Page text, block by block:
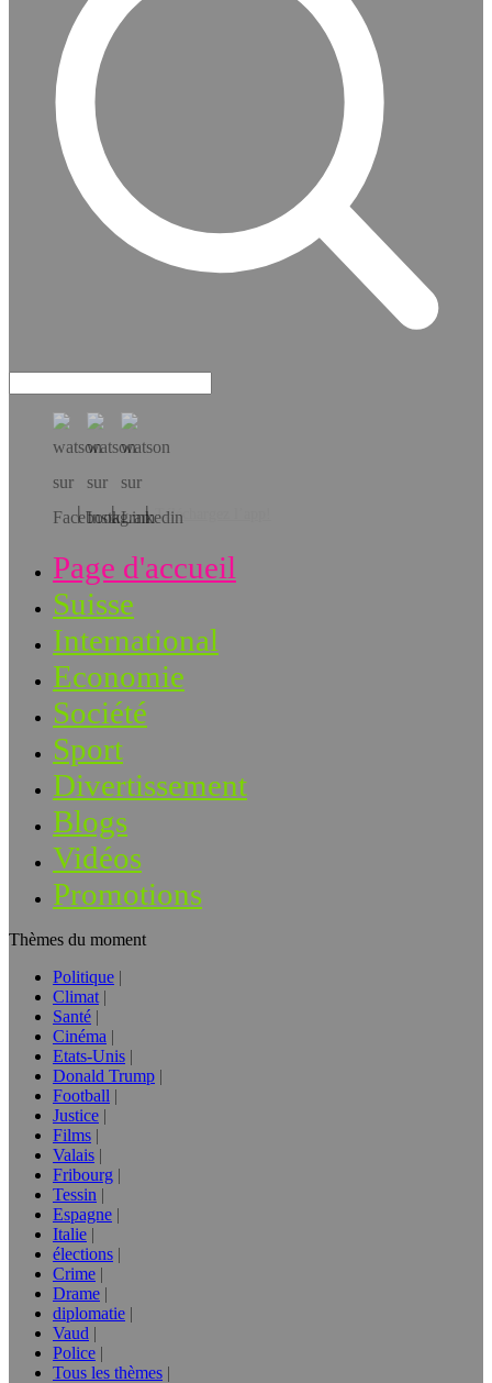
Téléchargez l’app!
Page d'accueil
Suisse
International
Economie
Société
Sport
Divertissement
Blogs
Vidéos
Promotions
Thèmes du moment
Politique
Climat
Santé
Cinéma
Etats-Unis
Donald Trump
Football
Justice
Films
Valais
Fribourg
Tessin
Espagne
Italie
élections
Crime
Drame
diplomatie
Vaud
Police
Tous les thèmes